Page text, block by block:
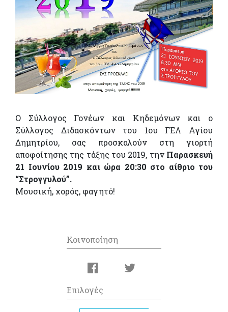
Ο Σύλλογος Γονέων και Κηδεμόνων και ο
Σύλλογος Διδασκόντων του 1ου ΓΕΛ Αγίου
Δημητρίου, σας προσκαλούν στη γιορτή
αποφοίτησης της τάξης του 2019, τηνΠαρασκευή
21 Ιουνίου 2019 και ώρα 20:30 στο αίθριο του
“Στρογγυλού”.
Μουσική, χορός, φαγητό!
Κοινοποίηση
Επιλογές